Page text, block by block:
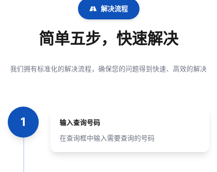
解决流程
简单五步，快速解决
我们拥有标准化的解决流程，确保您的问题得到快速、高效的解决
1 输入查询号码
在查询框中输入需要查询的号码